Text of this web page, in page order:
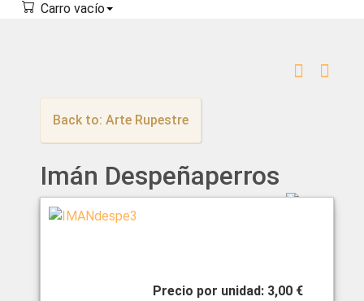
Carro vacío
Back to: Arte Rupestre
Imán Despeñaperros
3,00 €